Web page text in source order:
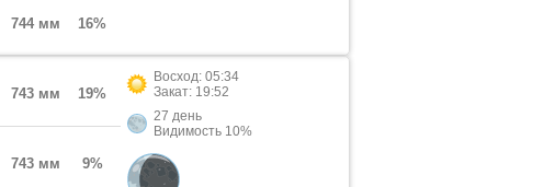
744 мм 16%
743 мм 19%
743 мм 9%
Восход: 05:34
Закат: 19:52
27 день
Видимость 10%